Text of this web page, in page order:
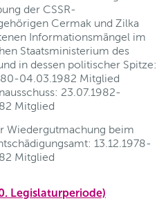
der CSSR-
Cermak und Zilka
Informationsmängel im
Staatsministerium des
in dessen politischer Spitze:
04.03.1982 Mitglied
23.07.1982-
Mitglied
Wiedergutmachung beim
13.12.1978-
Mitglied
Legislaturperiode)